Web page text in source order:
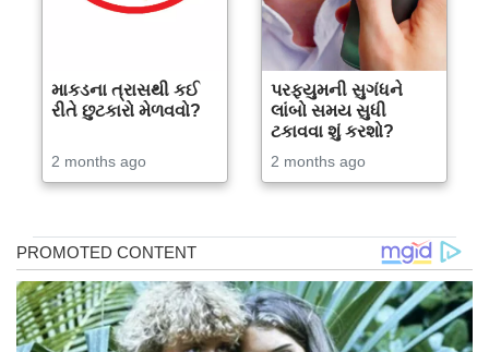
માકડના ત્રાસથી કઈ
રીતે છુટકારો મેળવવો?
2 months ago
પરફ્યુમની સુગંધને
લાંબો સમય સુધી
ટકાવવા શું કરશો?
2 months ago